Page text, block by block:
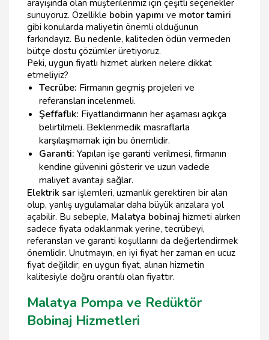
arayışında olan müşterilerimiz için çeşitli seçenekler
sunuyoruz. Özellikle bobin yapımı ve motor tamiri
gibi konularda maliyetin önemli olduğunun
farkındayız. Bu nedenle, kaliteden ödün vermeden
bütçe dostu çözümler üretiyoruz.
Peki, uygun fiyatlı hizmet alırken nelere dikkat
etmeliyiz?
Tecrübe: Firmanın geçmiş projeleri ve
referansları incelenmeli.
Şeffaflık: Fiyatlandırmanın her aşaması açıkça
belirtilmeli. Beklenmedik masraflarla
karşılaşmamak için bu önemlidir.
Garanti: Yapılan işe garanti verilmesi, firmanın
kendine güvenini gösterir ve uzun vadede
maliyet avantajı sağlar.
Elektrik sar işlemleri, uzmanlık gerektiren bir alan
olup, yanlış uygulamalar daha büyük arızalara yol
açabilir. Bu sebeple, Malatya bobinaj hizmeti alırken
sadece fiyata odaklanmak yerine, tecrübeyi,
referansları ve garanti koşullarını da değerlendirmek
önemlidir. Unutmayın, en iyi fiyat her zaman en ucuz
fiyat değildir; en uygun fiyat, alınan hizmetin
kalitesiyle doğru orantılı olan fiyattır.
Malatya Pompa ve Redüktör
Bobinaj Hizmetleri